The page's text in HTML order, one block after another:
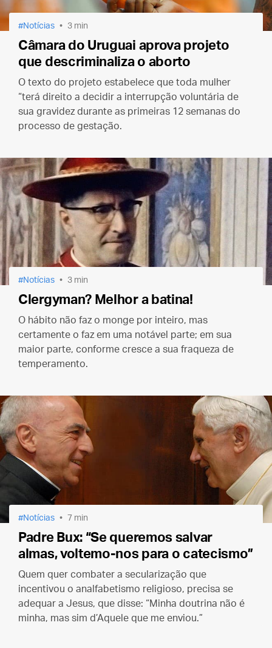
Notícias 3 min
Câmara do Uruguai aprova projeto
que descriminaliza o aborto
O texto do projeto estabelece que toda mulher
“terá direito a decidir a interrupção voluntária de
sua gravidez durante as primeiras 12 semanas do
processo de gestação.
Notícias 3 min
Clergyman? Melhor a batina!
O hábito não faz o monge por inteiro, mas
certamente o faz em uma notável parte; em sua
maior parte, conforme cresce a sua fraqueza de
temperamento.
Notícias 7 min
Padre Bux: “Se queremos salvar
almas, voltemo-nos para o catecismo”
Quem quer combater a secularização que
incentivou o analfabetismo religioso, precisa se
adequar a Jesus, que disse: “Minha doutrina não é
minha, mas sim d’Aquele que me enviou.”